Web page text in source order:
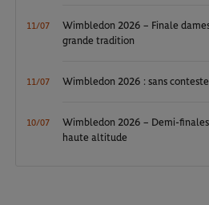
11/07
Wimbledon 2026 – Finale
grande tradition
11/07 Wimbledon 2026 : sans conteste
10/07
Wimbledon 2026 – Demi-finales
haute altitude